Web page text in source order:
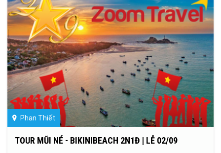
Phan Thiết
TOUR MŨI NÉ - BIKINIBEACH 2N1Đ | LỄ 02/09